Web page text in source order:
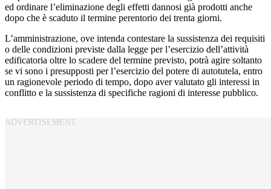
ed ordinare l’eliminazione degli effetti dannosi già prodotti anche
dopo che è scaduto il termine perentorio dei trenta giorni.
L’amministrazione, ove intenda contestare la sussistenza dei requisiti
o delle condizioni previste dalla legge per l’esercizio dell’attività
edificatoria oltre lo scadere del termine previsto, potrà agire soltanto
se vi sono i presupposti per l’esercizio del potere di autotutela, entro
un ragionevole periodo di tempo, dopo aver valutato gli interessi in
conflitto e la sussistenza di specifiche ragioni di interesse pubblico.